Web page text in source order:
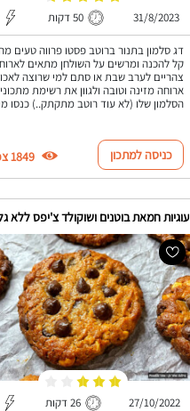
31/8/2023 50 דקות
דג סלמון בתנור ברוטב פסטו פרווה טעים
קל להכנה ומרשים על השולחן מתאים
צהריים לערב שבת או סתם למי שרוצה
ארוחה מזינה וטובה ולגוון את רשימת מתכוני
הסלמון שלו (לא עוד רוטב מתקתק..) כנסו
כניסה למתכון 1849 צפיות
עוגיות חמאת בוטנים ושוקולד צ'יפס ללא
27/10/2022 26 דקות